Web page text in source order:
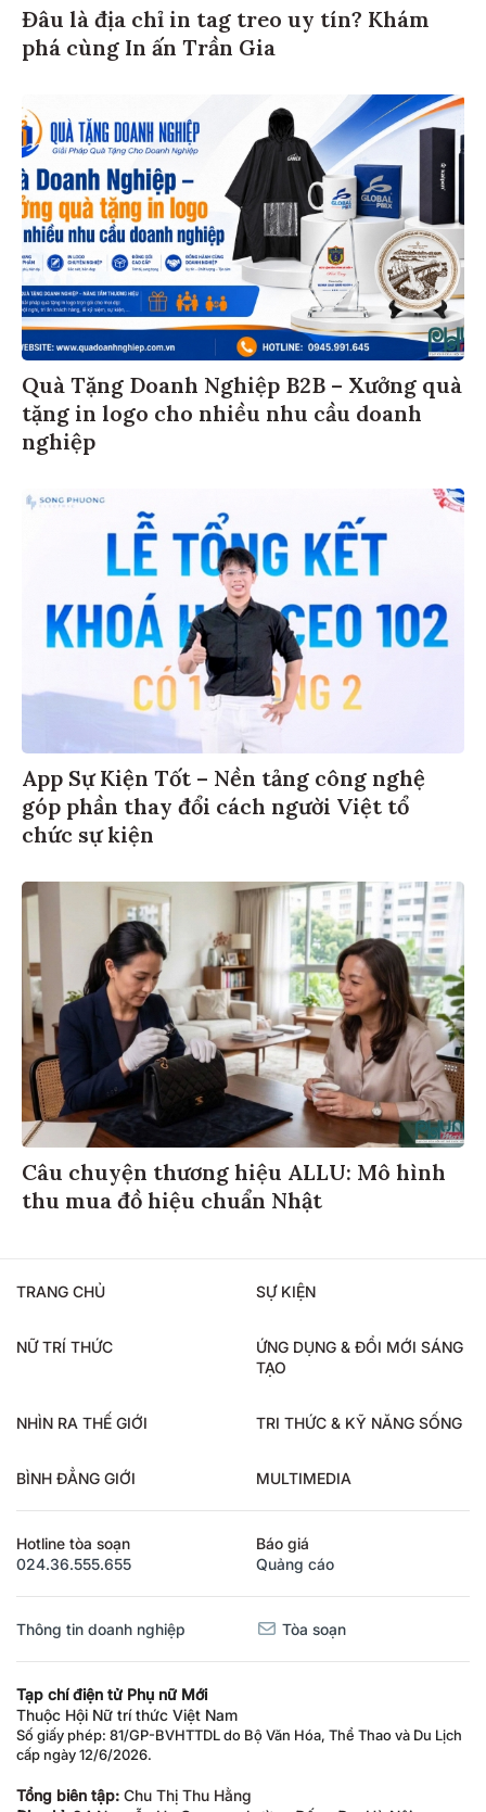
Đâu là địa chỉ in tag treo uy tín? Khám
phá cùng In ấn Trần Gia
Quà Tặng Doanh Nghiệp B2B – Xưởng quà
tặng in logo cho nhiều nhu cầu doanh
nghiệp
App Sự Kiện Tốt – Nền tảng công nghệ
góp phần thay đổi cách người Việt tổ
chức sự kiện
Câu chuyện thương hiệu ALLU: Mô hình
thu mua đồ hiệu chuẩn Nhật
TRANG CHỦ SỰ KIỆN
NỮ TRÍ THỨC
ỨNG DỤNG & ĐỔI MỚI SÁNG
TẠO
NHÌN RA THẾ GIỚI TRI THỨC & KỸ NĂNG SỐNG
BÌNH ĐẲNG GIỚI MULTIMEDIA
Hotline tòa soạn
024.36.555.655
Báo giá
Quảng cáo
Thông tin doanh nghiệp Tòa soạn
Tạp chí điện tử Phụ nữ Mới
Thuộc Hội Nữ trí thức Việt Nam
Số giấy phép: 81/GP-BVHTTDL do Bộ Văn Hóa, Thể Thao và Du Lịch
cấp ngày 12/6/2026.
Tổng biên tập: Chu Thị Thu Hằng